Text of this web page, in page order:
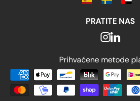
PRATITE NAS
Prihvaćene metode